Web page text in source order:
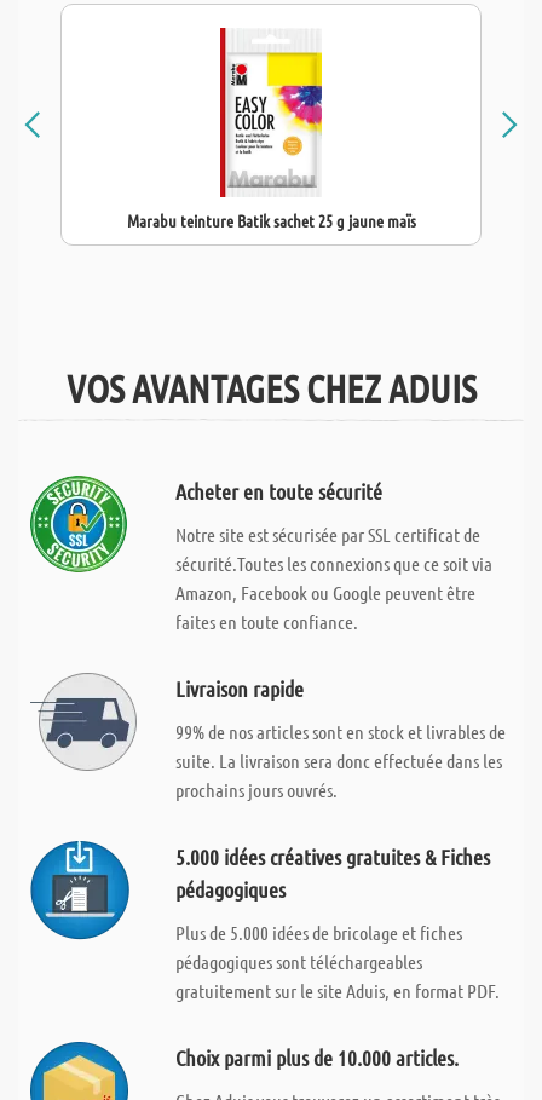
Marabu teinture Batik sachet 25 g jaune maïs
VOS AVANTAGES CHEZ ADUIS
Acheter en toute sécurité
Notre site est sécurisée par SSL certificat de
sécurité.Toutes les connexions que ce soit via
Amazon, Facebook ou Google peuvent être
faites en toute confiance.
Livraison rapide
99% de nos articles sont en stock et livrables de
suite. La livraison sera donc effectuée dans les
prochains jours ouvrés.
5.000 idées créatives gratuites & Fiches
pédagogiques
Plus de 5.000 idées de bricolage et fiches
pédagogiques sont téléchargeables
gratuitement sur le site Aduis, en format PDF.
Choix parmi plus de 10.000 articles.